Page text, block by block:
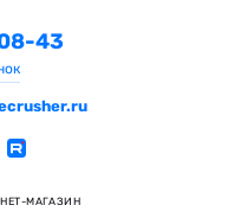
МАГАЗИН
43